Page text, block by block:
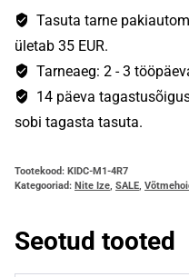
kogus
Tasuta tarne
ületab 35 EUR.
Tarneaeg: 2 - 3
14 päeva
sobi tagasta tasuta.
Tootekood: KIDC-M1-4R7
Kategooriad: Nite Ize, SALE,
Seotud tooted